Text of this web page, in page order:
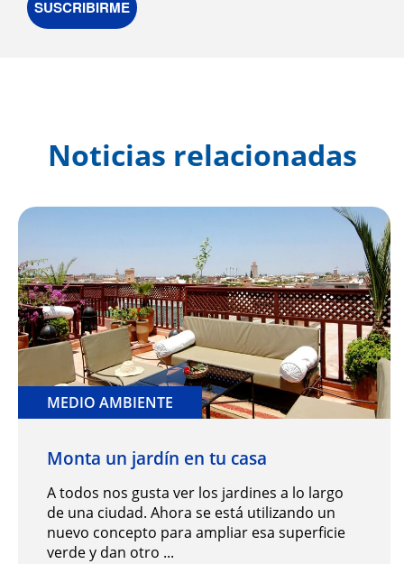
Noticias relacionadas
MEDIO AMBIENTE
Monta un jardín en tu casa
A todos nos gusta ver los jardines a lo largo
de una ciudad. Ahora se está utilizando un
nuevo concepto para ampliar esa superficie
verde y dan otro ...